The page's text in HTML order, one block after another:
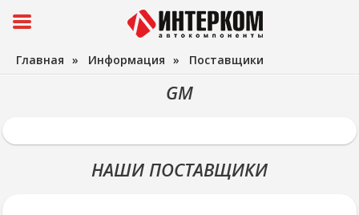
Главная » Информация » Поставщики
GM
НАШИ ПОСТАВЩИКИ